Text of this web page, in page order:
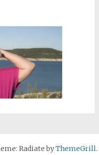
Radiate byThemeGrill.